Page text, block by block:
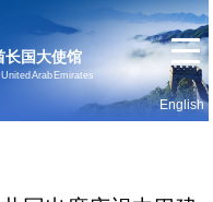
长国大使馆
United Arab Emirates
English